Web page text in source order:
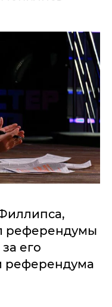
референдумы
его
референдума